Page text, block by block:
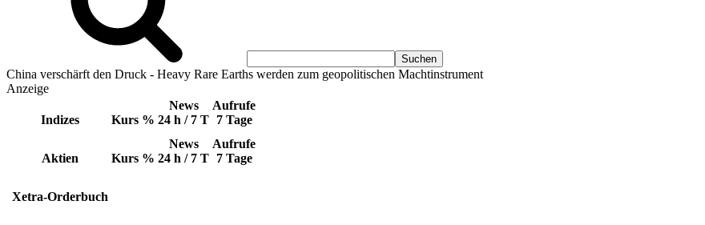
China verschärft den Druck - Heavy Rare Earths werden zum geopolitischen Machtinstrument
Anzeige
Indizes Kurs %
News
24 h / 7 T
Aufrufe
7 Tage
Aktien Kurs %
News
24 h / 7 T
Aufrufe
7 Tage
Xetra-Orderbuch